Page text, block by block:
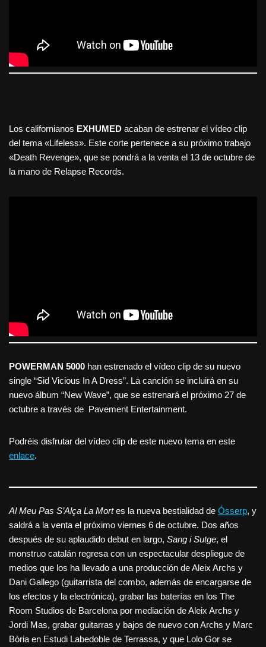
Los californianos EXHUMED acaban de estrenar el vídeo clip
del tema «Lifeless». Este corte pertenece a su próximo trabajo
«Death Revenge», que se pondrá a la venta el 13 de octubre de
la mano de Relapse Records.
POWERMAN 5000 han estrenado el vídeo clip de su nuevo
single “Sid Vicious In A Dress”. La canción se incluirá en su
nuevo álbum “New Wave”, que se estrenará el próximo 27 de
octubre a través de Pavement Entertainment.
Podréis disfrutar del vídeo clip de este nuevo tema en este
enlace.
Al Meu Pas S’Alça La Mortes la nueva bestialidad de Ósserp, y
saldrá a la venta el próximo viernes 6 de octubre. Dos años
después de su aplaudido debut en largo, Sang i Sutge, el
monstruo catalán regresa con un espectacular despliegue de
medios que los ha llevado a una producción de Aleix Archs y
Dani Gallego (guitarrista del combo, además de encargarse de
los efectos y la electrónica), grabar las baterías en los The
Room Studios de Barcelona por mediación de Aleix Archs y
Jordi Mas, grabar guitarras y bajos de nuevo con Archs y Marc
Bòria en Estudi Labedoble de Terrassa, y que Lolo Gor se